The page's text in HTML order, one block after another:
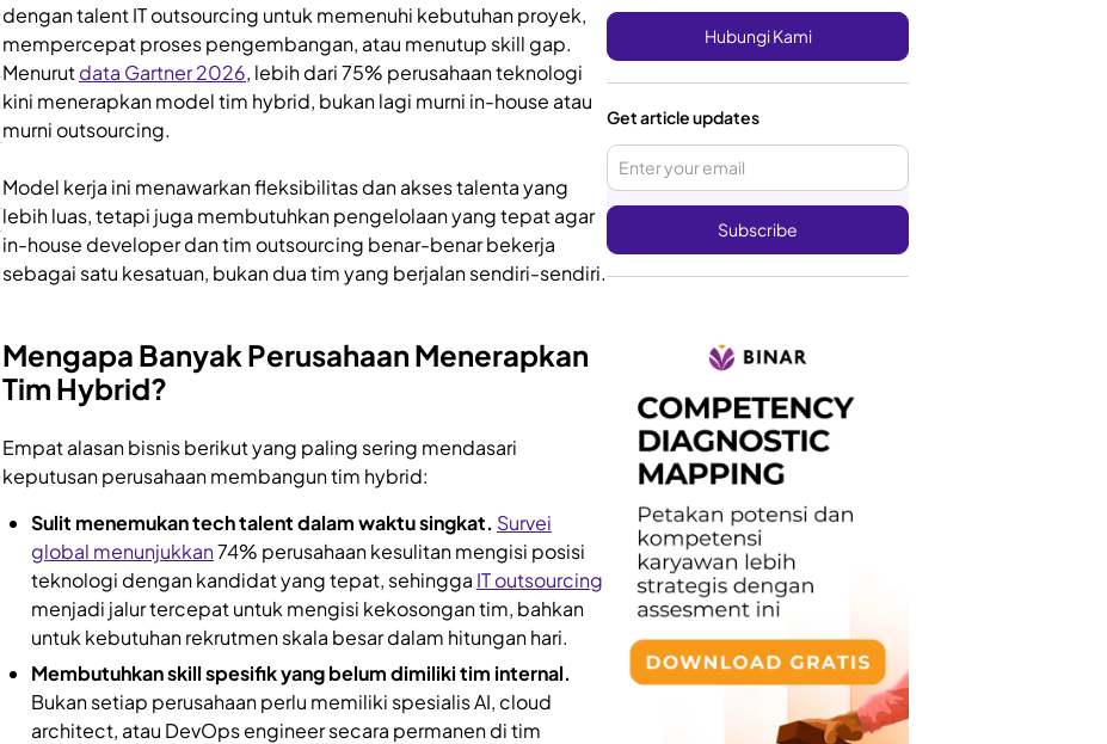
dengan talent IT outsourcing untuk memenuhi kebutuhan proyek,
mempercepat proses pengembangan, atau menutup skill gap.
Menurutdata Gartner 2026, lebih dari 75% perusahaan teknologi
kini menerapkan model tim hybrid, bukan lagi murni in-house atau
murni outsourcing.
Model kerja ini menawarkan fleksibilitas dan akses talenta yang
lebih luas, tetapi juga membutuhkan pengelolaan yang tepat agar
in-house developer dan tim outsourcing benar-benar bekerja
sebagai satu kesatuan, bukan dua tim yang berjalan sendiri-sendiri.
Mengapa Banyak Perusahaan Menerapkan
Tim Hybrid?
Empat alasan bisnis berikut yang paling sering mendasari
keputusan perusahaan membangun tim hybrid:
Sulit menemukan tech talent dalam waktu singkat. Survei
global menunjukkan74% perusahaan kesulitan mengisi posisi
teknologi dengan kandidat yang tepat, sehingga IT outsourcing
menjadi jalur tercepat untuk mengisi kekosongan tim, bahkan
untuk kebutuhan rekrutmen skala besar dalam hitungan hari.
Membutuhkan skill spesifik yang belum dimiliki tim internal.
Bukan setiap perusahaan perlu memiliki spesialis AI, cloud
architect, atau DevOps engineer secara permanen di tim
Hubungi Kami
Get article updates